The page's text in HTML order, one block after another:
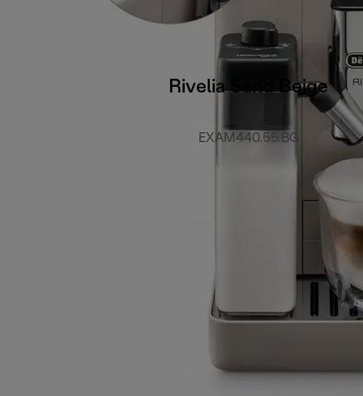
Rivelia Sand Beige
EXAM440.55.BG